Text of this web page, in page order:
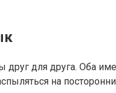
для друга. Оба
на